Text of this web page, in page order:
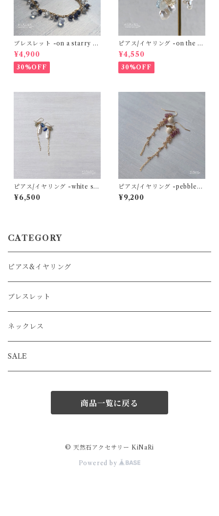
ブレスレット -on a starry ni
ght- レインボームーンストー
ン×ホワイトムーンストーン×
アイオライト 14kgf
¥4,900
30%OFF
ピアス/イヤリング -on the w
hite clouds- ケシパール×クリ
スタル×モスアクアマリン 14k
gf
¥4,550
30%OFF
ピアス/イヤリング -white sh
ells and denim- カイヤナイ
ト×淡水スティックパール×ト
¥6,500
ピアス/イヤリング -pebbles
on the seaside- リバースト
ーン×ガーネット×ジルコン 14
¥9,200
CATEGORY
ピアス&イヤリング
ブレスレット
ネックレス
SALE
商品一覧に戻る
© 天然石アクセサリー KiNaRi
Powered by